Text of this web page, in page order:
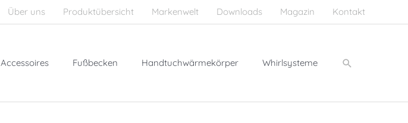
Über uns Produktübersicht Markenwelt Downloads Magazin Kontakt
Accessoires Fußbecken Handtuchwärmekörper Whirlsysteme Suchen